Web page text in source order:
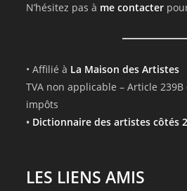
N’hésitez pas à me contacter
• Affilié à La Maison des Artistes
TVA non applicable – Article
impôts
• Dictionnaire des artistes côtés
LES LIENS AMIS